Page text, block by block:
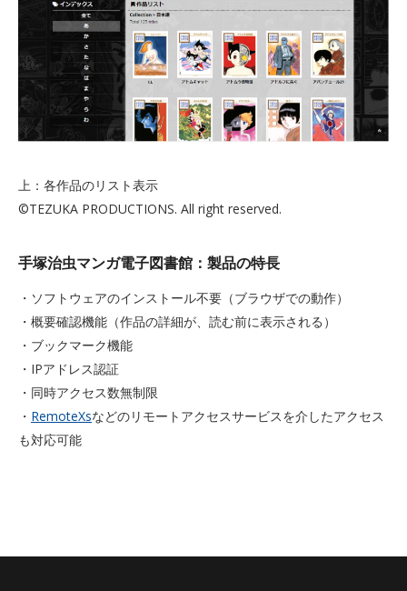
上：各作品のリスト表示
©TEZUKA PRODUCTIONS. All right reserved.
手塚治虫マンガ電子図書館：製品の特長
・ソフトウェアのインストール不要（ブラウザでの動作）
・概要確認機能（作品の詳細が、読む前に表示される）
・ブックマーク機能
・IPアドレス認証
・同時アクセス数無制限
・ RemoteXsなどのリモートアクセスサービスを介したアクセス
も対応可能